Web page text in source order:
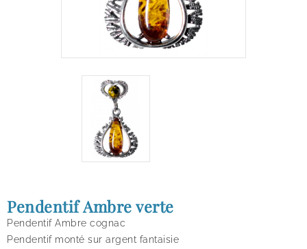
Pendentif Ambre verte
Pendentif Ambre cognac
Pendentif monté sur argent fantaisie